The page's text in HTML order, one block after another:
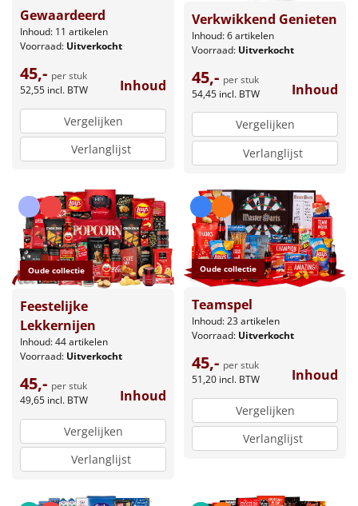
Gewaardeerd
Inhoud: 11 artikelen
Voorraad: Uitverkocht
45,- per stuk
52,55 incl. BTW Inhoud
Vergelijken
Verlanglijst
Verkwikkend Genieten
Inhoud: 6 artikelen
Voorraad: Uitverkocht
45,- per stuk
54,45 incl. BTW Inhoud
Vergelijken
Verlanglijst
Oude collectie
Feestelijke
Lekkernijen
Inhoud: 44 artikelen
Voorraad: Uitverkocht
45,- per stuk
49,65 incl. BTW Inhoud
Vergelijken
Verlanglijst
Oude collectie
Teamspel
Inhoud: 23 artikelen
Voorraad: Uitverkocht
45,- per stuk
51,20 incl. BTW Inhoud
Vergelijken
Verlanglijst